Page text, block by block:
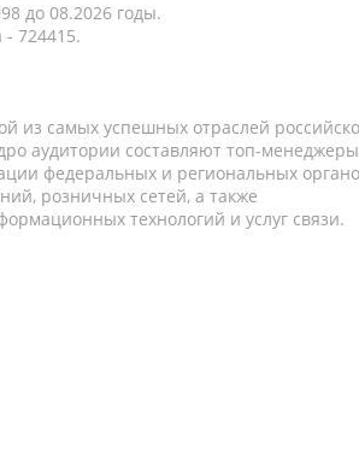
до 08.2026 годы.
724415.
из самых успешных отраслей
аудитории составляют топ-
федеральных и региональных
розничных сетей, а также
технологий и услуг связи.